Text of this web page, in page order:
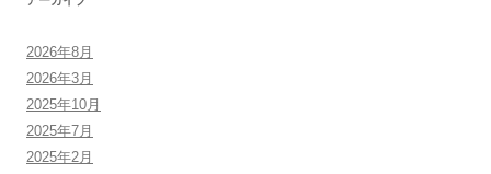
2026年8月
2026年3月
2025年10月
2025年7月
2025年2月